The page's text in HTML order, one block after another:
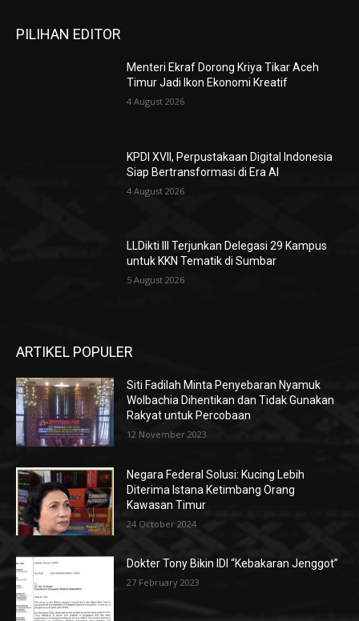
PILIHAN EDITOR
Menteri Ekraf Dorong Kriya Tikar Aceh
Timur Jadi Ikon Ekonomi Kreatif
4 August 2026
KPDI XVII, Perpustakaan Digital Indonesia
Siap Bertransformasi di Era AI
4 August 2026
LLDikti III Terjunkan Delegasi 29 Kampus
untuk KKN Tematik di Sumbar
5 August 2026
ARTIKEL POPULER
Siti Fadilah Minta Penyebaran Nyamuk
Wolbachia Dihentikan dan Tidak Gunakan
Rakyat untuk Percobaan
12 November 2023
Negara Federal Solusi: Kucing Lebih
Diterima Istana Ketimbang Orang
Kawasan Timur
24 October 2024
Dokter Tony Bikin IDI “Kebakaran Jenggot”
27 February 2023